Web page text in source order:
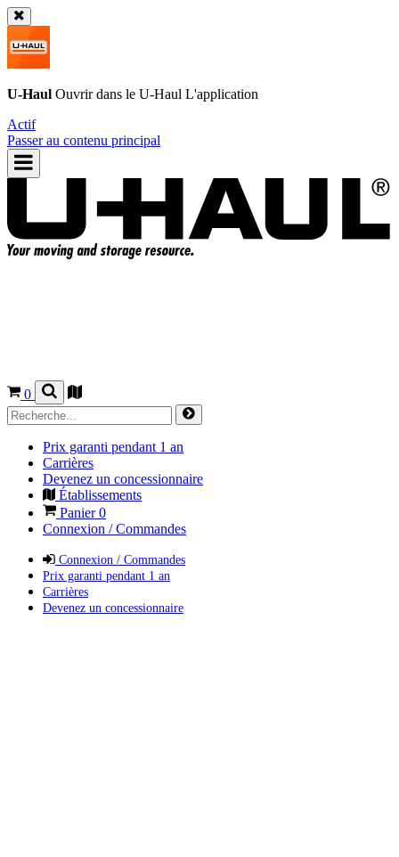
U-Haul Ouvrir dans le U-Haul L'application
Actif
Passer au contenu principal
0
Prix garanti pendant 1 an
Carrières
Devenez un concessionnaire
Établissements
Panier0
Connexion / Commandes
Connexion / Commandes
Prix garanti pendant 1 an
Carrières
Devenez un concessionnaire